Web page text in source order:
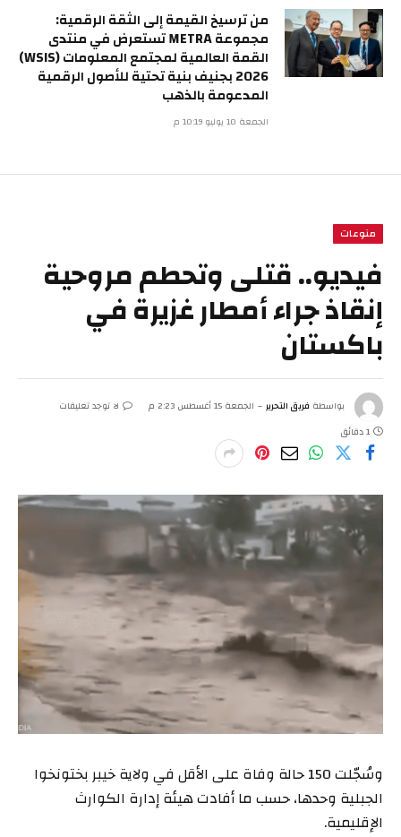
من ترسيخ القيمة إلى الثقة الرقمية:
مجموعة METRA تستعرض في منتدى
القمة العالمية لمجتمع المعلومات (WSIS)
2026 بجنيف بنية تحتية للأصول الرقمية
المدعومة بالذهب
الجمعة 10 يوليو 10:19 م
منوعات
فيديو.. قتلى وتحطم مروحية
إنقاذ جراء أمطار غزيرة في
باكستان
بواسطة فريق التحرير الجمعة 15 أغسطس 2:23 م
لا توجد تعليقات
1 دقائق
وسُجّلت 150 حالة وفاة على الأقل في ولاية خيبر بختونخوا
الجبلية وحدها، حسب ما أفادت هيئة إدارة الكوارث
الإقليمية.